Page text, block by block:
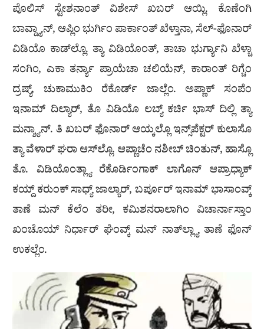
ಪೊಲಿಸ್ ಸ್ಟೇಶನಾಂತ್ ವಿಶೇಸ್ ಖಬರ್ ಆಯ್ಲಿ. ಕೊಣೆಂಗಿ
ಬಾವ್ಡ್ಯಾನ್, ಆಪ್ಲಿಂ ಭುರ್ಗಿಂ ಪಾರ್ಕಾಂತ್ ಖೆಳ್ತಾನಾ, ಸೆಲ್-ಫೊನಾರ್
ವಿಡಿಯೊ ಕಾಡ್‌ಲ್ಲೊ. ತ್ಯಾ ವಿಡಿಯೊಂತ್, ತಾಚಾ ಭುರ್ಗ್ಯಾನಿ ಖೆಳ್ಚಾ
ಸಂಗಿಂ, ಎಕಾ ತರ್ನ್ಯಾ ಪ್ರಾಯೆಚಾ ಚಲಿಯೆನ್, ಕಾರಾಂತ್ ರಿಗ್ಚೆಂ
ದ್ರಷ್ಯ್, ಚುಕಾಮುಕಿಂ ರೆಕೊರ್ಡ್ ಜಾಲ್ಲೆಂ. ಅಪ್ಣಾಕ್ ಸಂಪೆಂ
ಇನಾಮ್ ದಿಲ್ಯಾರ್, ತೊ ವಿಡಿಯೊ ಲಬ್ಯ್ ಕರ್ಚಿ ಭಾಸ್ ದಿಲ್ಲಿ ತ್ಯಾ
ಮನ್ಶ್ಯಾನ್. ತಿ ಖಬರ್ ಫೊನಾರ್ ಆಯ್ಕಲ್ಲೊ ಇನ್ಸ್‌ಪೆಕ್ಟರ್ ಕುಲಾಸೊ
ತ್ಯಾ ವೆಳಾರ್ ಘರಾ ಆಸ್‌ಲ್ಲೊ. ಆಪ್ಣಾಚೆಂ ನಶೀಬ್ ಚಿಂತುನ್, ಹಾಸ್ಲೊ
ತೊ. ವಿಡಿಯೊಂತ್ಲ್ಯಾ ರೆಕೊರ್ಡಿಂಗಾಕ್ ಲಾಗೊನ್ ಆಪ್ರಾಧ್ಯಾಕ್
ಕಯ್ದ್ ಕರುಂಕ್ ಸಾಧ್ಯ್ ಜಾಲ್ಯಾರ್, ಬರ್ಪೂರ್ ಇನಾಮ್ ಭಾಸಾಂವ್ಕ್
ತಾಣೆ ಮನ್ ಕೆಲೆಂ ತರೀ, ಕಮಿಶನರಾಲಾಗಿಂ ವಿಚಾರ್ನಾಸ್ತಾಂ
ಖಂಚೊಯ್ ನಿರ್ಧಾರ್ ಘೆಂವ್ಕ್ ಮನ್ ನಾತ್‌ಲ್ಲ್ಯಾ ತಾಣೆ ಫೊನ್
ಉಕಲ್ಲೆಂ.